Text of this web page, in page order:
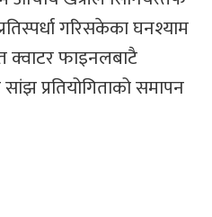
गरिसकेका घनश्याम
क्वाटर फाइनलबाटै
प्रतियोगिताको समापन